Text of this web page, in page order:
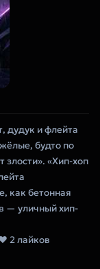
дудук и флейта
будто по
«Хип-хоп
как бетонная
— уличный хип-
2 лайков